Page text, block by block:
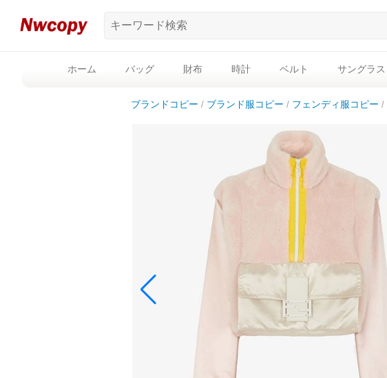
ホーム バッグ 財布 時計 ベルト サングラス
ブランドコピー ブランド服コピー フェンディ服コピー